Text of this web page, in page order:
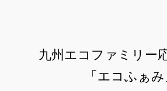
九州エコファミリー
「エコふぁみ